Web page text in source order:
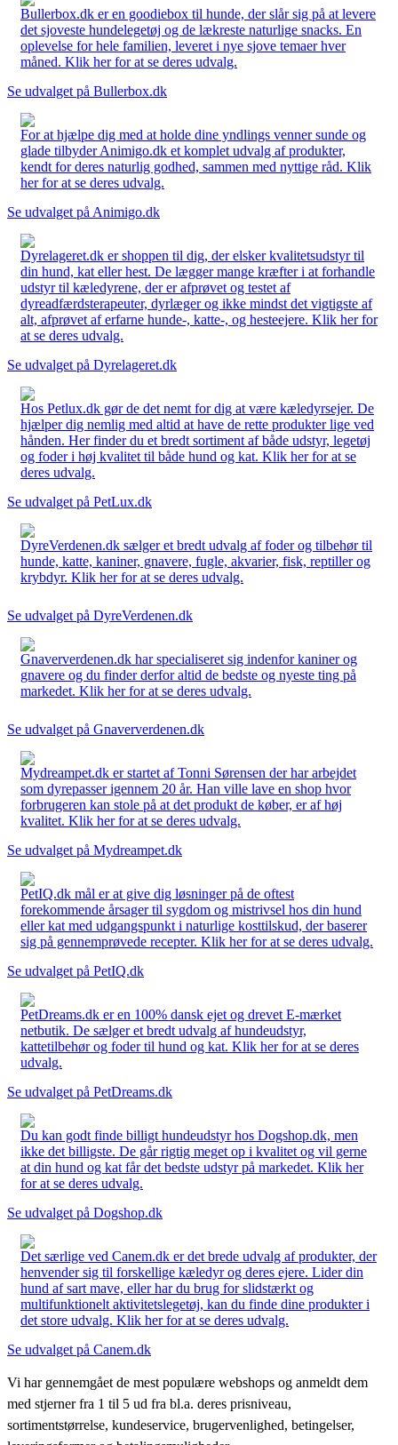
Bullerbox.dk er en goodiebox til hunde, der slår sig på at levere
det sjoveste hundelegetøj og de lækreste naturlige snacks. En
oplevelse for hele familien, leveret i nye sjove temaer hver
måned. Klik her for at se deres udvalg.
Se udvalget på Bullerbox.dk
For at hjælpe dig med at holde dine yndlings venner sunde og
glade tilbyder Animigo.dk et komplet udvalg af produkter,
kendt for deres naturlig godhed, sammen med nyttige råd. Klik
her for at se deres udvalg.
Se udvalget på Animigo.dk
Dyrelageret.dk er shoppen til dig, der elsker kvalitetsudstyr til
din hund, kat eller hest. De lægger mange kræfter i at forhandle
udstyr til kæledyrene, der er afprøvet og testet af
dyreadfærdsterapeuter, dyrlæger og ikke mindst det vigtigste af
alt, afprøvet af erfarne hunde-, katte-, og hesteejere. Klik her for
at se deres udvalg.
Se udvalget på Dyrelageret.dk
Hos Petlux.dk gør de det nemt for dig at være kæledyrsejer. De
hjælper dig nemlig med altid at have de rette produkter lige ved
hånden. Her finder du et bredt sortiment af både udstyr, legetøj
og foder i høj kvalitet til både hund og kat. Klik her for at se
deres udvalg.
Se udvalget på PetLux.dk
DyreVerdenen.dk sælger et bredt udvalg af foder og tilbehør til
hunde, katte, kaniner, gnavere, fugle, akvarier, fisk, reptiller og
krybdyr. Klik her for at se deres udvalg.
Se udvalget på DyreVerdenen.dk
Gnaververdenen.dk har specialiseret sig indenfor kaniner og
gnavere og du finder derfor altid de bedste og nyeste ting på
markedet. Klik her for at se deres udvalg.
Se udvalget på Gnaververdenen.dk
Mydreampet.dk er startet af Tonni Sørensen der har arbejdet
som dyrepasser igennem 20 år. Han ville lave en shop hvor
forbrugeren kan stole på at det produkt de køber, er af høj
kvalitet. Klik her for at se deres udvalg.
Se udvalget på Mydreampet.dk
PetIQ.dk mål er at give dig løsninger på de oftest
forekommende årsager til sygdom og mistrivsel hos din hund
eller kat med udgangspunkt i naturlige kosttilskud, der baserer
sig på gennemprøvede recepter. Klik her for at se deres udvalg.
Se udvalget på PetIQ.dk
PetDreams.dk er en 100% dansk ejet og drevet E-mærket
netbutik. De sælger et bredt udvalg af hundeudstyr,
kattetilbehør og foder til hund og kat. Klik her for at se deres
udvalg.
Se udvalget på PetDreams.dk
Du kan godt finde billigt hundeudstyr hos Dogshop.dk, men
ikke det billigste. De går rigtig meget op i kvalitet og vil gerne
at din hund og kat får det bedste udstyr på markedet. Klik her
for at se deres udvalg.
Se udvalget på Dogshop.dk
Det særlige ved Canem.dk er det brede udvalg af produkter, der
henvender sig til forskellige kæledyr og deres ejere. Lider din
hund af sart mave, eller har du brug for slidstærkt og
multifunktionelt aktivitetslegetøj, kan du finde dine produkter i
det store udvalg. Klik her for at se deres udvalg.
Se udvalget på Canem.dk
Vi har gennemgået de mest populære webshops og anmeldt dem
med stjerner fra 1 til 5 ud fra bl.a. deres prisniveau,
sortimentstørrelse, kundeservice, brugervenlighed, betingelser,